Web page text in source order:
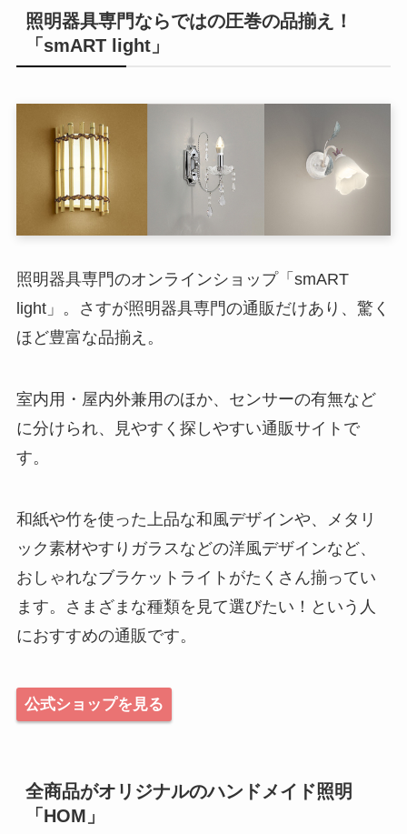
照明器具専門ならではの圧巻の品揃え！
「smART light」
照明器具専門のオンラインショップ「smART
light」。さすが照明器具専門の通販だけあり、驚く
ほど豊富な品揃え。
室内用・屋内外兼用のほか、センサーの有無など
に分けられ、見やすく探しやすい通販サイトで
す。
和紙や竹を使った上品な和風デザインや、メタリ
ック素材やすりガラスなどの洋風デザインなど、
おしゃれなブラケットライトがたくさん揃ってい
ます。さまざまな種類を見て選びたい！という人
におすすめの通販です。
公式ショップを見る
全商品がオリジナルのハンドメイド照明
「HOM」